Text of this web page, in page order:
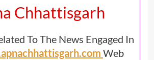
Chhattisgarh
To The News Engaged In
Web